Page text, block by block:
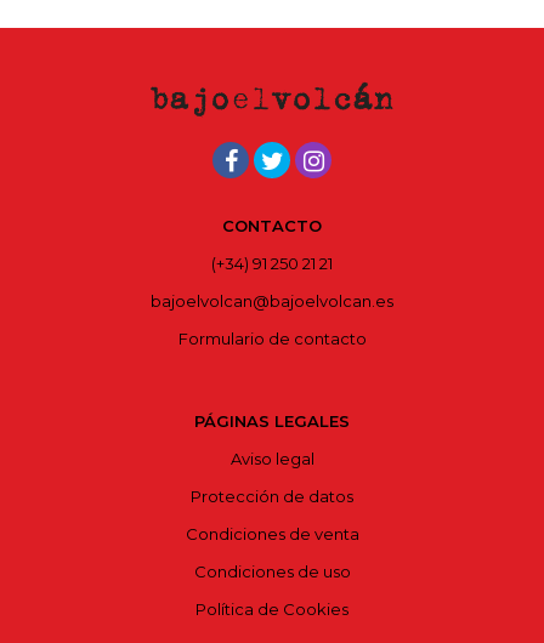
CONTACTO
(+34) 91 250 21 21
bajoelvolcan@bajoelvolcan.es
Formulario de contacto
PÁGINAS LEGALES
Aviso legal
Protección de datos
Condiciones de venta
Condiciones de uso
Política de Cookies